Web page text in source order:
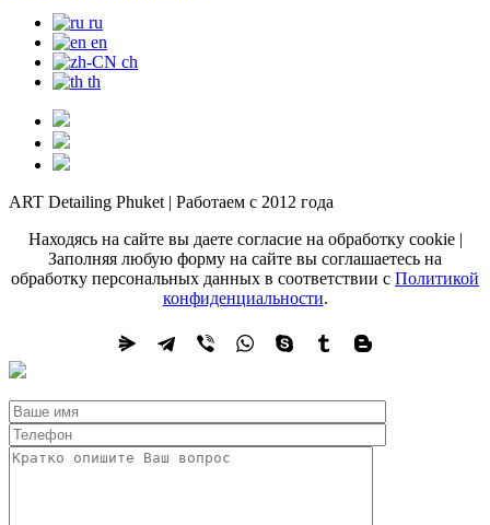
ru
en
ch
th
ART Detailing Phuket | Работаем с 2012 года
Находясь на сайте вы даете согласие на обработку cookie |
Заполняя любую форму на сайте вы соглашаетесь на
обработку персональных данных в соответствии с Политикой
конфиденциальности.